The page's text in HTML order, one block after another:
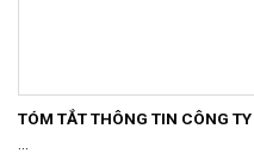
TÓM TẮT THÔNG TIN CÔNG